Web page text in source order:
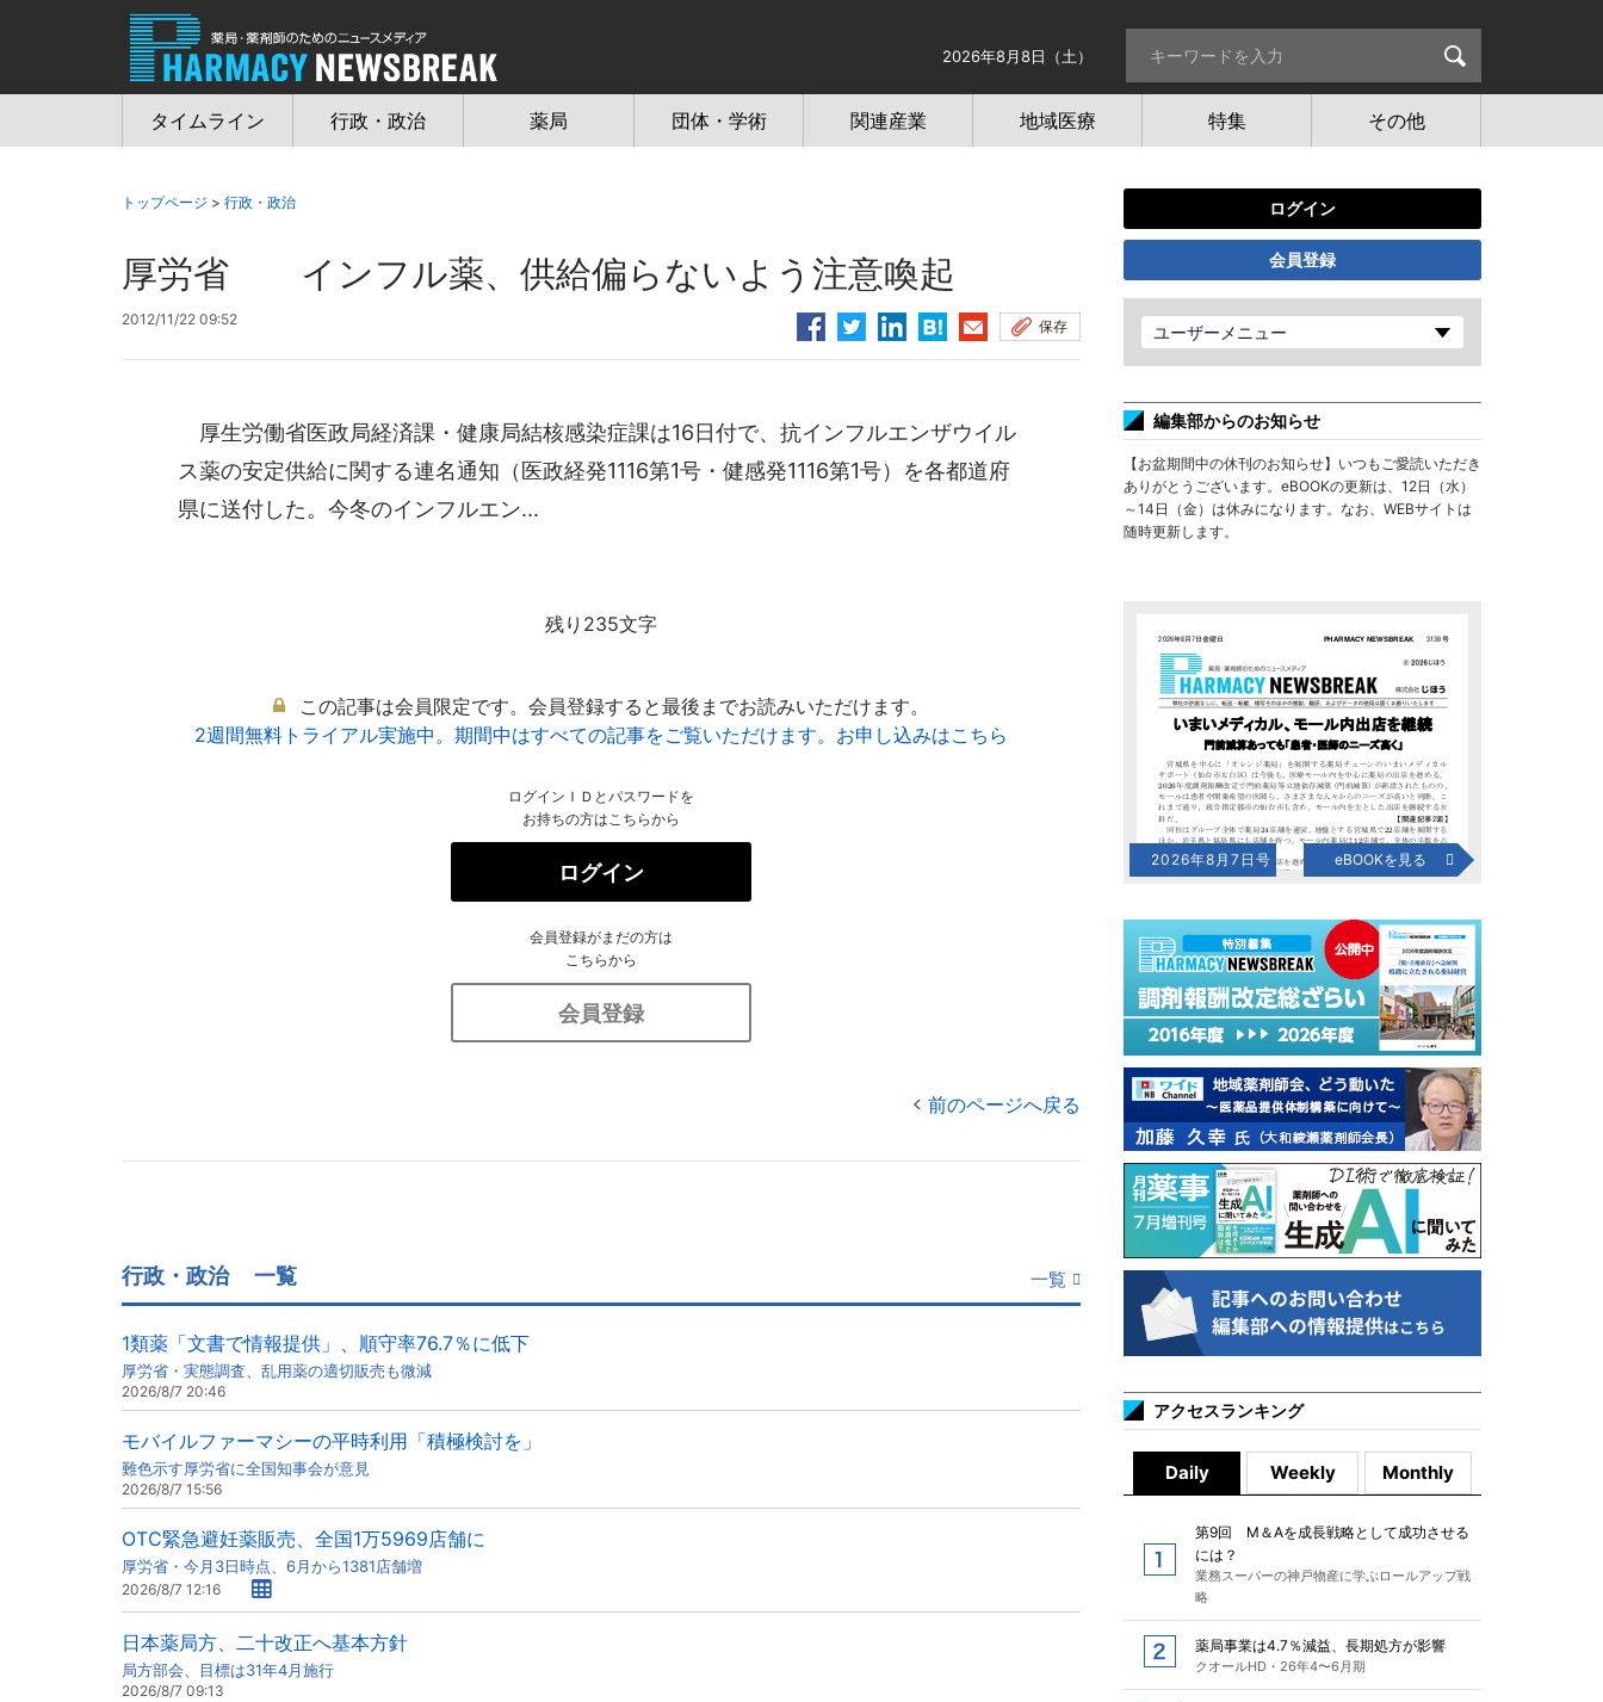
2026年8月8日（土）
タイムライン 行政・政治 薬局 団体・学術 関連産業 地域医療 特集 その他
トップページ > 行政・政治
厚労省 インフル薬、供給偏らないよう注意喚起
2012/11/22 09:52 保存
厚生労働省医政局経済課・健康局結核感染症課は16日付で、抗インフルエンザウイル
ス薬の安定供給に関する連名通知（医政経発1116第1号・健感発1116第1号）を各都道府
県に送付した。今冬のインフルエン...
残り235文字
この記事は会員限定です。会員登録すると最後までお読みいただけます。
2週間無料トライアル実施中。期間中はすべての記事をご覧いただけます。お申し込みはこちら
ログインＩＤとパスワードを
お持ちの方はこちらから
ログイン
会員登録がまだの方は
こちらから
会員登録
前のページへ戻る
行政・政治 一覧 一覧
1類薬「文書で情報提供」、順守率76.7％に低下
厚労省・実態調査、乱用薬の適切販売も微減
2026/8/7 20:46
モバイルファーマシーの平時利用「積極検討を」
難色示す厚労省に全国知事会が意見
2026/8/7 15:56
OTC緊急避妊薬販売、全国1万5969店舗に
厚労省・今月3日時点、6月から1381店舗増
2026/8/7 12:16
日本薬局方、二十改正へ基本方針
局方部会、目標は31年4月施行
2026/8/7 09:13
ログイン
会員登録
ユーザーメニュー
編集部からのお知らせ
【お盆期間中の休刊のお知らせ】いつもご愛読いただき
ありがとうございます。eBOOKの更新は、12日（水）
～14日（金）は休みになります。なお、WEBサイトは
随時更新します。
2026年8月7日号 eBOOKを見る
アクセスランキング
Daily Weekly Monthly
第9回 M＆Aを成長戦略として成功させる
には？
業務スーパーの神戸物産に学ぶロールアップ戦
略
薬局事業は4.7％減益、長期処方が影響
クオールHD・26年4〜6月期